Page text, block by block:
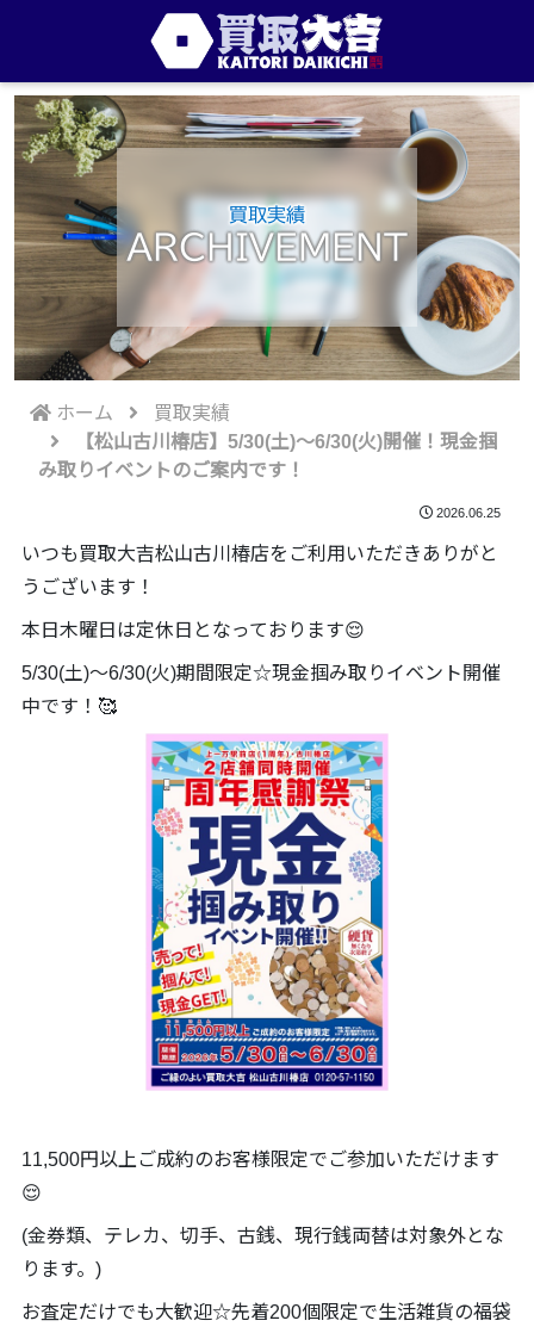
買取実績
ARCHIVEMENT
ホーム
買取実績
【松山古川椿店】5/30(土)～6/30(火)開催！現金掴
み取りイベントのご案内です！
2026.06.25
いつも買取大吉松山古川椿店をご利用いただきありがと
うございます！
本日木曜日は定休日となっております😌
5/30(土)～6/30(火)期間限定☆現金掴み取りイベント開催
中です！🥰
11,500円以上ご成約のお客様限定でご参加いただけます
😌
(金券類、テレカ、切手、古銭、現行銭両替は対象外とな
ります。)
お査定だけでも大歓迎☆先着200個限定で生活雑貨の福袋